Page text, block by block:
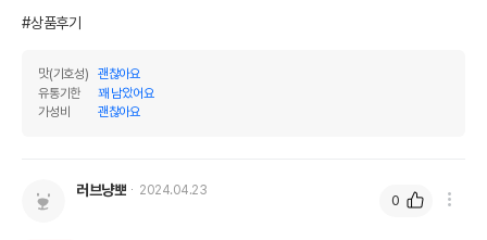
#상품후기
맛(기호성)
괜찮아요
유통기한
꽤 남았어요
가성비
괜찮아요
러브냥뽀 2024.04.23
0